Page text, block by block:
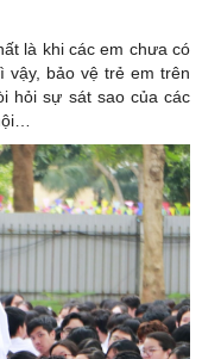
là khi các em chưa có
vậy, bảo vệ trẻ em trên
hỏi sự sát sao của các